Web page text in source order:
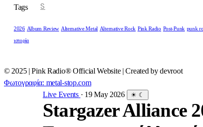
S
Tags
2026 Album Review Alternative Metal Alternative Rock Pink Radio Post-Punk punk
ιστορία
© 2025 | Pink Radio® Official Website | Created by devroot
Φωτογραφία: metal-stop.com
Live Events · 19 May 2026 ☀ ☾
Stargazer Alliance